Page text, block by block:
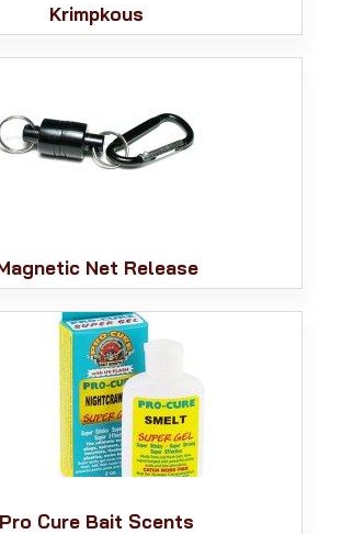
Krimpkous
Net Release
Pro Cure Bait Scents